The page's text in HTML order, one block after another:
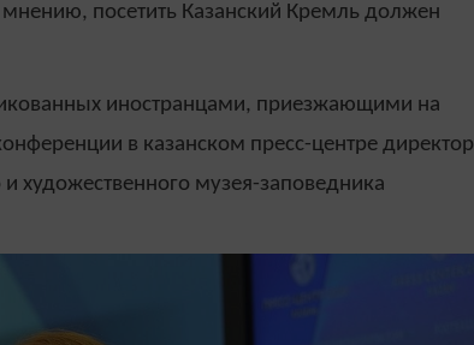
мнению, посетить Казанский Кремль должен
иностранцами, приезжающими на
в казанском пресс-центре директор
и художественного музея-заповедника